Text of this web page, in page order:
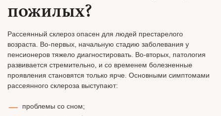
пожилых?
Рассеянный склероз опасен для людей престарелого
возраста. Во-первых, начальную стадию заболевания у
пенсионеров тяжело диагностировать. Во-вторых, патология
развивается стремительно, и со временем болезненные
проявления становятся только ярче. Основными симптомами
рассеянного склероза выступают:
проблемы со сном;